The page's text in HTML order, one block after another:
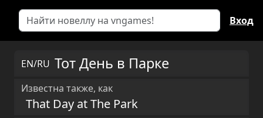
Вход
EN/RU Тот День в Парке
Известна также, как
That Day at The Park